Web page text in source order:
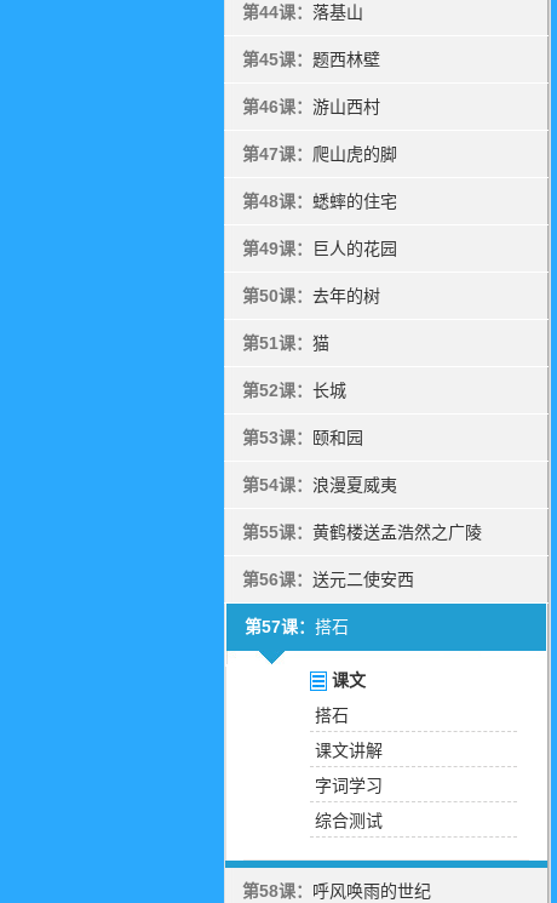
第44课： 落基山
第45课： 题西林壁
第46课： 游山西村
第47课： 爬山虎的脚
第48课： 蟋蟀的住宅
第49课： 巨人的花园
第50课： 去年的树
第51课： 猫
第52课： 长城
第53课： 颐和园
第54课： 浪漫夏威夷
第55课： 黄鹤楼送孟浩然之广陵
第56课： 送元二使安西
第57课： 搭石
课文
搭石
课文讲解
字词学习
综合测试
第58课： 呼风唤雨的世纪